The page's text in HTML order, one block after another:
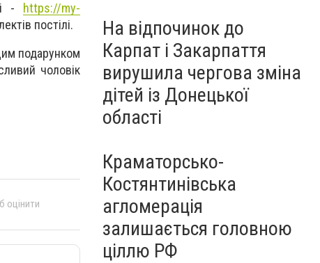
- https://my-
постілі.
подарунком
чоловік
оцінити
На відпочинок до
Карпат і Закарпаття
вирушила чергова зміна
дітей із Донецької
області
Краматорсько-
Костянтинівська
агломерація
залишається головною
ціллю РФ